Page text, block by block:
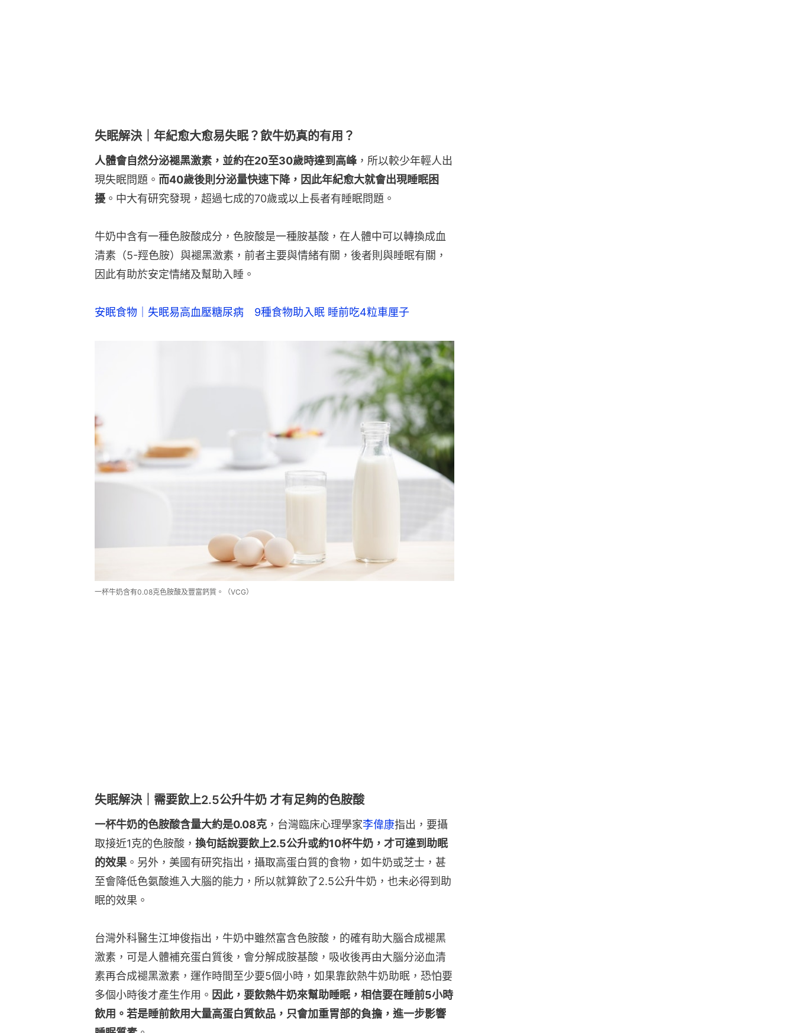
失眠解決｜年紀愈大愈易失眠？飲牛奶真的有用？
人體會自然分泌褪黑激素，並約在20至30歲時達到高峰 ，所以較少年輕人出
現失眠問題。 而40歲後則分泌量快速下降，因此年紀愈大就會出現睡眠困
擾 。中大有研究發現，超過七成的70歲或以上長者有睡眠問題。
牛奶中含有一種色胺酸成分，色胺酸是一種胺基酸，在人體中可以轉換成血
清素（5-羥色胺）與褪黑激素，前者主要與情緒有關，後者則與睡眠有關，
因此有助於安定情緒及幫助入睡。
安眠食物｜失眠易高血壓糖尿病　9種食物助入眠 睡前吃4粒車厘子
一杯牛奶含有0.08克色胺酸及豐富鈣質。（VCG）
失眠解決｜需要飲上2.5公升牛奶 才有足夠的色胺酸
一杯牛奶的色胺酸含量大約是0.08克 ，台灣臨床心理學家李偉康指出，要攝
取接近1克的色胺酸， 換句話說要飲上2.5公升或約10杯牛奶，才可達到助眠
的效果 。另外，美國有研究指出，攝取高蛋白質的食物，如牛奶或芝士，甚
至會降低色氨酸進入大腦的能力，所以就算飲了2.5公升牛奶，也未必得到助
眠的效果。
台灣外科醫生江坤俊指出，牛奶中雖然富含色胺酸，的確有助大腦合成褪黑
激素，可是人體補充蛋白質後，會分解成胺基酸，吸收後再由大腦分泌血清
素再合成褪黑激素，運作時間至少要5個小時，如果靠飲熱牛奶助眠，恐怕要
多個小時後才產生作用。 因此，要飲熱牛奶來幫助睡眠，相信要在睡前5小時
飲用。若是睡前飲用大量高蛋白質飲品，只會加重胃部的負擔，進一步影響